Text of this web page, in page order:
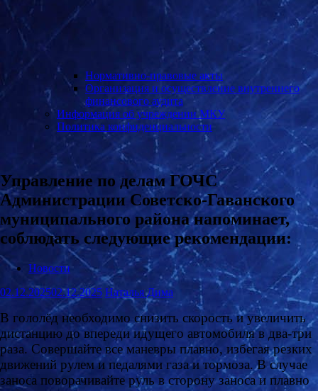
Нормативно-правовые акты
Организация и осуществление внутреннего
финансового аудита
Информация об учреждении МКУ
Политика конфиденциальности
Управление по делам ГОЧС
Администрации Советско-Гаванского
муниципального района напоминает,
соблюдать следующие рекомендации:
Новости
02.12.202502.12.2025 Наталья Дима
В гололёд необходимо снизить скорость и увеличить
дистанцию до впереди идущего автомобиля в два-три
раза. Совершайте все маневры плавно, избегая резких
движений рулем и педалями газа и тормоза. В случае
заноса поворачивайте руль в сторону заноса и плавно